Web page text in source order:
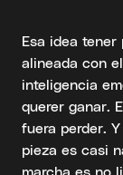
Esa idea
alineada con
inteligencia
querer ganar.
fuera perder.
pieza es casi
marcha es no